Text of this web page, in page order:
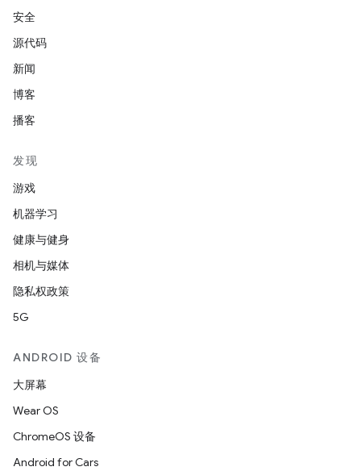
安全
源代码
新闻
博客
播客
发现
游戏
机器学习
健康与健身
相机与媒体
隐私权政策
5G
ANDROID 设备
大屏幕
Wear OS
ChromeOS 设备
Android for Cars